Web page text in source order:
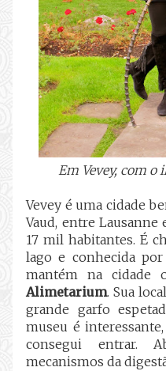
Em Vevey, com o
Vevey é uma cidade
Vaud, entre Lausanne
17 mil habitantes. É
lago e conhecida
mantém na cidade
Alimetarium. Sua
grande garfo
museu é
consegui entrar.
mecanismos da